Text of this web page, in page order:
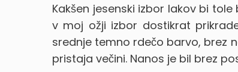
Kakšen jesenski izbor lakov bi
v moj ožji izbor dostikrat
srednje temno rdečo barvo, brez
pristaja večini. Nanos je bil brez